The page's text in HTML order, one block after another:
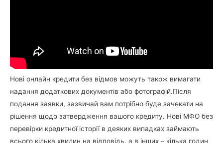
Нові онлайн кредити без відмов можуть також вимагати
надання додаткових документів або фотографій.Після
подання заявки, зазвичай вам потрібно буде зачекати на
рішення щодо затвердження вашого кредиту. Нові МФО без
перевірки кредитної історії в деяких випадках займають
всього кілька хвилин на відповідь, а в інших – кілька годин